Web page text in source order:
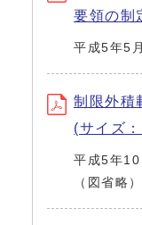
要領の制
平成5年5
制限外積
(サイズ
平成5年
（図省略）